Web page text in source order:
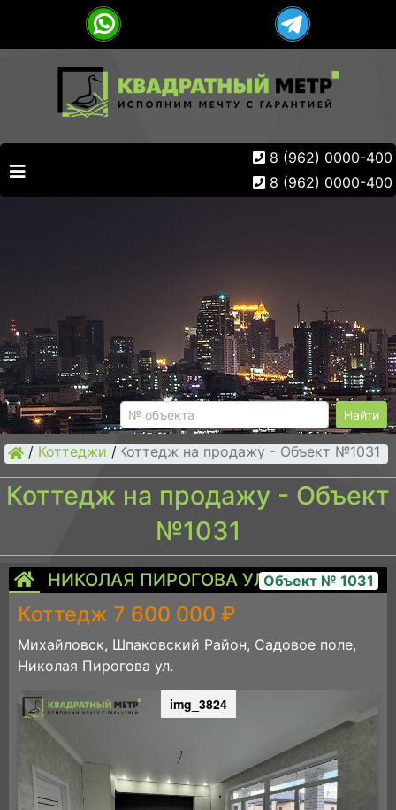
8 (962) 0000-400
8 (962) 0000-400
Найти
/ Коттеджи / Коттедж на продажу - Объект №1031
Коттедж на продажу - Объект
№1031
НИКОЛАЯ ПИРОГОВА УЛ.Объект № 1031
Коттедж 7 600 000 ₽
Михайловск, Шпаковский Район, Садовое поле,
Николая Пирогова ул.
img_3824